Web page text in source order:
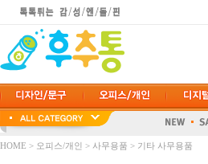
HOME > 오피스/개인 > 사무용품 > 기타 사무용품